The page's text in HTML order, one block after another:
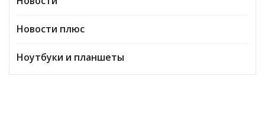
Новости плюс
Ноутбуки и планшеты